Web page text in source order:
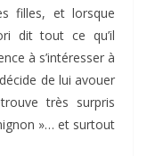
filles, et lorsque
dit tout ce qu’il
à s’intéresser à
de lui avouer
très surpris
»… et surtout